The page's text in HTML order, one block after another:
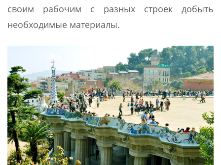
своим рабочим с разных строек добыть
необходимые материалы.